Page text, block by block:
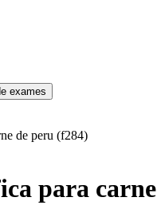
exames
de peru (f284)
para